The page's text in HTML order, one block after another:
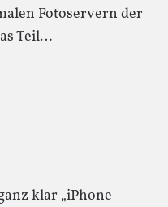
Fotoservern der
Teil…
klar „iPhone